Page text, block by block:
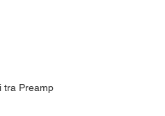
tra Preamp